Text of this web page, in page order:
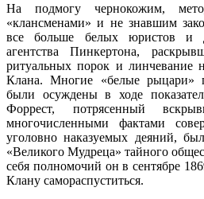
На подмогу чернокожим,
«клансменами» и не знавшим
все больше белых юристов и
агентства Пинкертона,
ритуальных порок и линчевание
Клана. Многие «белые рыцари»
были осуждены в ходе
Форрест, потрясенный
многочисленными фактами
уголовно наказуемых деяний,
«Великого Мудреца» тайного
себя полномочий он в сентябре
Клану самораспуститься.